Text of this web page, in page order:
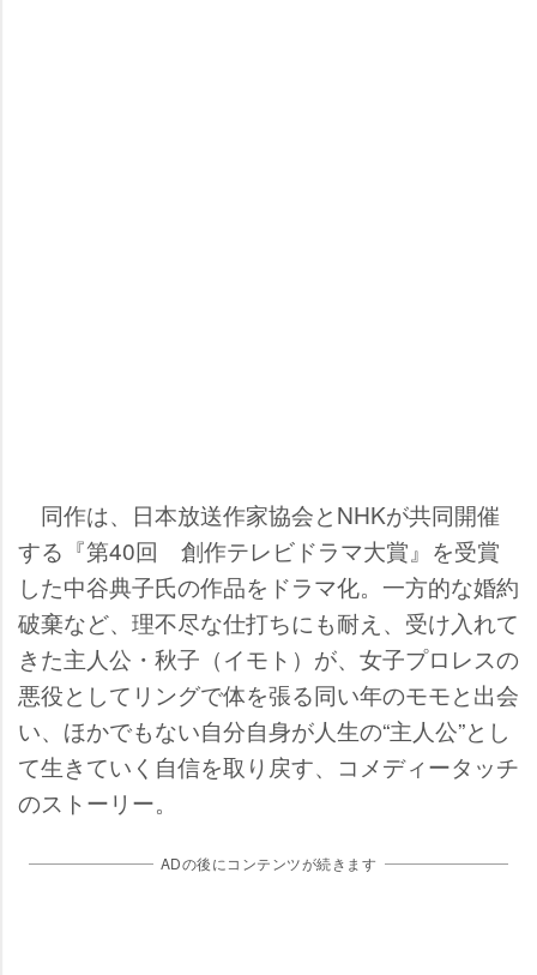
同作は、日本放送作家協会とNHKが共同開催
する『第40回 創作テレビドラマ大賞』を受賞
した中谷典子氏の作品をドラマ化。一方的な婚約
破棄など、理不尽な仕打ちにも耐え、受け入れて
きた主人公・秋子（イモト）が、女子プロレスの
悪役としてリングで体を張る同い年のモモと出会
い、ほかでもない自分自身が人生の“主人公”とし
て生きていく自信を取り戻す、コメディータッチ
のストーリー。
ADの後にコンテンツが続きます